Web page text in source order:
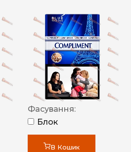
Фасування:
Блок
В Кошик